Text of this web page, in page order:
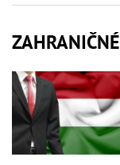
ZAHRANIČNÉ